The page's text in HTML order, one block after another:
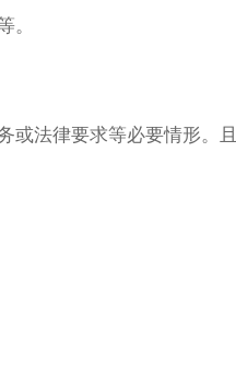
。
或法律要求等必要情形。